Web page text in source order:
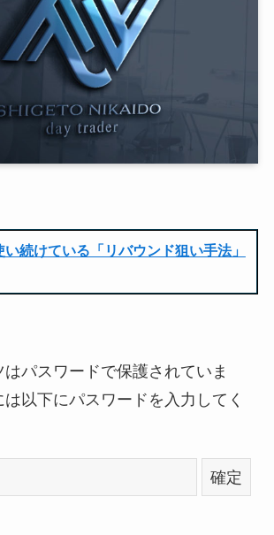
続けている「リバウンド狙い手法」
パスワードで保護されていま
以下にパスワードを入力してく